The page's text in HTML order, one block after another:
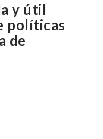
y útil
políticas
de